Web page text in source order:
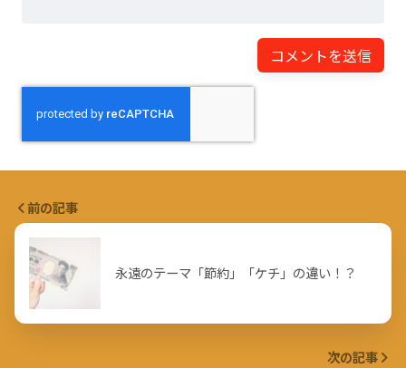
前の記事
永遠のテーマ「節約」「ケチ」の違い！？
次の記事